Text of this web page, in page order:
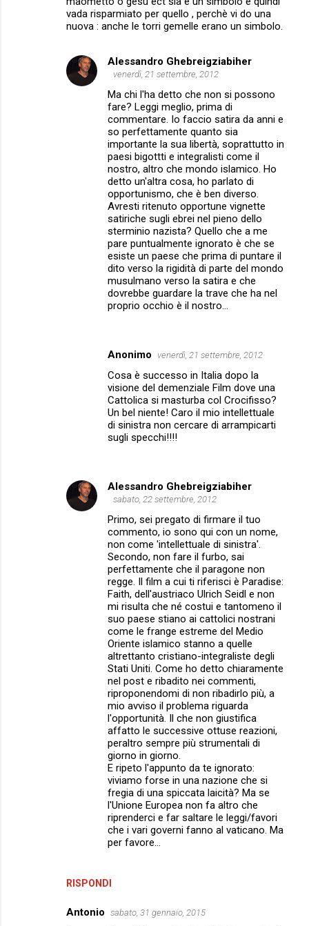
vada risparmiato per quello , perchè vi do una
nuova : anche le torri gemelle erano un simbolo.
RISPONDI
Alessandro Ghebreigziabiher
venerdì, 21 settembre, 2012
Ma chi l'ha detto che non si possono
fare? Leggi meglio, prima di
commentare. Io faccio satira da anni e
so perfettamente quanto sia
importante la sua libertà, soprattutto in
paesi bigottti e integralisti come il
nostro, altro che mondo islamico. Ho
detto un'altra cosa, ho parlato di
opportunismo, che è ben diverso.
Avresti ritenuto opportune vignette
satiriche sugli ebrei nel pieno dello
sterminio nazista? Quello che a me
pare puntualmente ignorato è che se
esiste un paese che prima di puntare il
dito verso la rigidità di parte del mondo
musulmano verso la satira e che
dovrebbe guardare la trave che ha nel
proprio occhio è il nostro...
Anonimo venerdì, 21 settembre, 2012
Cosa è successo in Italia dopo la
visione del demenziale Film dove una
Cattolica si masturba col Crocifisso?
Un bel niente! Caro il mio intellettuale
di sinistra non cercare di arrampicarti
sugli specchi!!!!
Alessandro Ghebreigziabiher
sabato, 22 settembre, 2012
Primo, sei pregato di firmare il tuo
commento, io sono qui con un nome,
non come 'intellettuale di sinistra'.
Secondo, non fare il furbo, sai
perfettamente che il paragone non
regge. Il film a cui ti riferisci è Paradise:
Faith, dell'austriaco Ulrich Seidl e non
mi risulta che né costui e tantomeno il
suo paese stiano ai cattolici nostrani
come le frange estreme del Medio
Oriente islamico stanno a quelle
altrettanto cristiano-integraliste degli
Stati Uniti. Come ho detto chiaramente
nel post e ribadito nei commenti,
riproponendomi di non ribadirlo più, a
mio avviso il problema riguarda
l'opportunità. Il che non giustifica
affatto le successive ottuse reazioni,
peraltro sempre più strumentali di
giorno in giorno.
E ripeto l'appunto da te ignorato:
viviamo forse in una nazione che si
fregia di una spiccata laicità? Ma se
l'Unione Europea non fa altro che
riprenderci e far saltare le leggi/favori
che i vari governi fanno al vaticano. Ma
per favore...
Antonio sabato, 31 gennaio, 2015